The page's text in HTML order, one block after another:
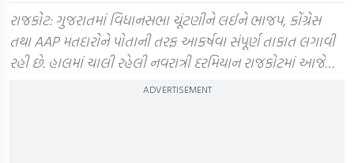
રાજકોટ: ગુજરાતમાં વિધાનસભા ચૂંટણીને લઈને ભાજપ, કોંગ્રેસ
તથા AAP મતદારોને પોતાની તરફ આકર્ષવા સંપૂર્ણ તાકાત લગાવી
રહી છે. હાલમાં ચાલી રહેલી નવરાત્રી દરમિયાન રાજકોટમાં આજે…
ADVERTISEMENT